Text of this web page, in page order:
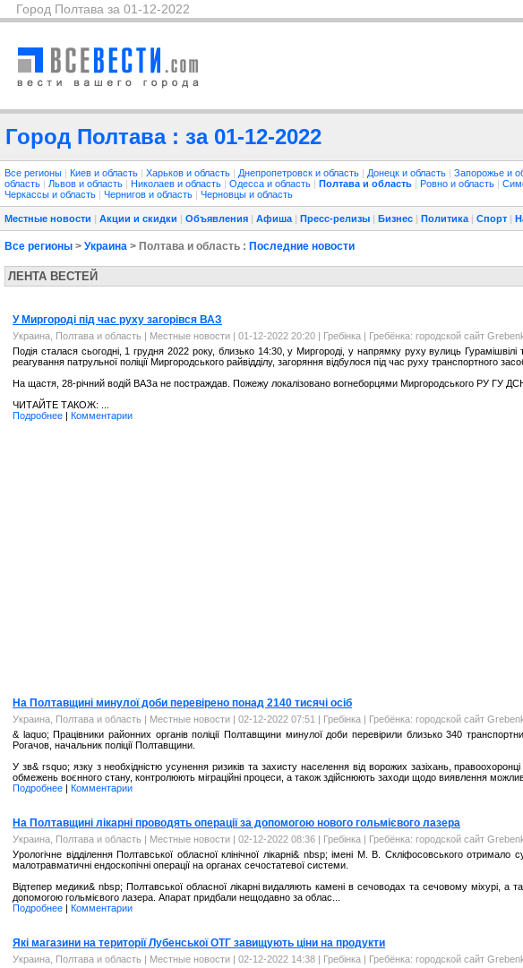
Город Полтава за 01-12-2022
Город Полтава : за 01-12-2022
Все регионы | Киев и область | Харьков и область | Днепропетровск и область | Донецк и область | Запорожье и
область | Львов и область | Николаев и область | Одесса и область | Полтава и область | Ровно и область |
Черкассы и область | Чернигов и область | Черновцы и область
Местные новости | Акции и скидки | Объявления | Афиша | Пресс-релизы | Бизнес | Политика | Спорт |
Все регионы > Украина > Полтава и область : Последние новости
ЛЕНТА ВЕСТЕЙ
У Миргороді під час руху загорівся ВАЗ
Украина, Полтава и область | Местные новости | 01-12-2022 20:20 | Гребінка | Гребёнка: городской сайт
Подія сталася сьогодні, 1 грудня 2022 року, близько 14:30, у Миргороді, у напрямку руху вулиць Гурамішвілі
реагування патрульної поліції Миргородського райвідділу, загоряння відбулося під час руху транспортного
На щастя, 28-річний водій ВАЗа не постраждав. Пожежу локалізовано вогнеборцями Миргородського РУ ГУ
ЧИТАЙТЕ ТАКОЖ: ...
Подробнее | Комментарии
На Полтавщині минулої доби перевірено понад 2140 тисячі осіб
Украина, Полтава и область | Местные новости | 02-12-2022 07:51 | Гребінка | Гребёнка: городской сайт
& laquo; Працівники районних органів поліції Полтавщини минулої доби перевірили близько 340
Рогачов, начальник поліції Полтавщини.
У зв& rsquo; язку з необхідністю усунення ризиків та захисту населення від ворожих зазіхань,
обмежень воєнного стану, контролюють міграційні процеси, а також здійснюють заходи щодо виявлення
Подробнее | Комментарии
На Полтавщині лікарні проводять операції за допомогою нового гольмієвого лазера
Украина, Полтава и область | Местные новости | 02-12-2022 08:36 | Гребінка | Гребёнка: городской сайт
Урологічне відділення Полтавської обласної клінічної лікарні& nbsp; імені М. В. Скліфосовського
малотравматичні ендоскопічні операції на органах сечостатевої системи.
Відтепер медики& nbsp; Полтавської обласної лікарні видаляють камені в сечоводах та сечовому міхурі, а
допомогою гольмієвого лазера. Апарат придбали нещодавно за облас...
Подробнее | Комментарии
Які магазини на території Лубенської ОТГ завищують ціни на продукти
Украина, Полтава и область | Местные новости | 02-12-2022 14:38 | Гребінка | Гребёнка: городской сайт